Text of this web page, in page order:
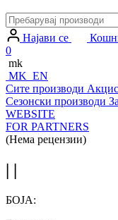
Најави се
0
mk
MK EN
Сите производи
Сезонски производи
WEBSITE
FOR PARTNERS
(Нема рецензии)
БОЈА: